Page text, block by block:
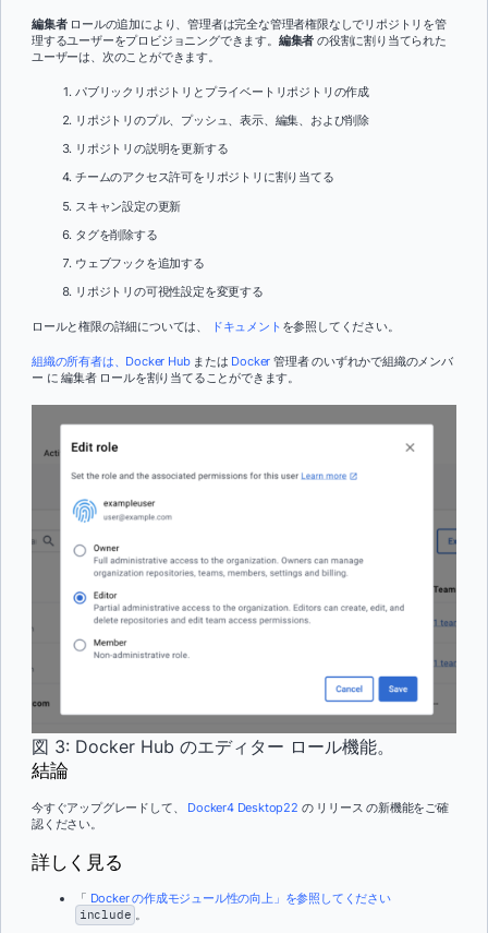
編集者ロールの追加により、管理者は完全な管理者権限なしでリポジトリを管
理するユーザーをプロビジョニングできます。 編集者 の役割に割り当てられた
ユーザーは、次のことができます。
パブリックリポジトリとプライベートリポジトリの作成
リポジトリのプル、プッシュ、表示、編集、および削除
リポジトリの説明を更新する
チームのアクセス許可をリポジトリに割り当てる
スキャン設定の更新
タグを削除する
ウェブフックを追加する
リポジトリの可視性設定を変更する
ロールと権限の詳細については、 ドキュメント を参照してください。
組織の所有者は、Docker Hubまたは Docker 管理者のいずれかで組織のメンバ
ー に 編集者 ロールを割り当てることができます。
図 3: Docker Hub のエディター ロール機能。
結論
今すぐアップグレードして、 Docker4 Desktop22 の リリース の新機能をご確
認ください。
詳しく見る
「 Docker の作成モジュール性の向上」を参照してください
include 。